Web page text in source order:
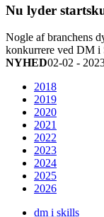
Nu lyder
Nogle af branchens
konkurrere ved DM i
NYHED02-02 -
2018
2019
2020
2021
2022
2023
2024
2025
2026
dm i skills